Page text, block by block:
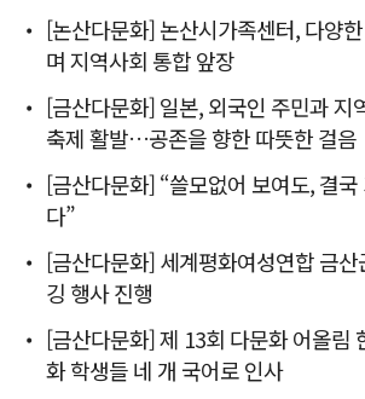
[논산다문화] 논산시가족센터, 다양
며 지역사회 통합 앞장
[금산다문화] 일본, 외국인 주민과 지
축제 활발…공존을 향한 따뜻한 걸음
[금산다문화] “쓸모없어 보여도, 결
다”
[금산다문화] 세계평화여성연합 금
깅 행사 진행
[금산다문화] 제 13회 다문화 어올림
화 학생들 네 개 국어로 인사